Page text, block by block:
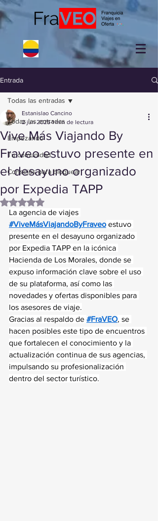
Entrada
Todas las entradas
Empezando
Tu comunidad
Consejos para bloguear
Todas las entradas
Vive Más Viajando By
Fraveo estuvo presente en
el desayuno organizado
por Expedia TAPP
Estanislao Cancino
2 jun 2025 1 min de lectura
Obtuvo NaN de 5 estrellas.
La agencia de viajes
#ViveMásViajandoByFraveo estuvo
presente en el desayuno organizado
por Expedia TAPP en la icónica
Hacienda de Los Morales, donde se
expuso información clave sobre el uso
de su plataforma, así como las
novedades y ofertas disponibles para
los asesores de viaje.
Gracias al respaldo de #FraVEO, se
hacen posibles este tipo de encuentros
que fortalecen el conocimiento y la
actualización continua de sus agencias,
impulsando su profesionalización
dentro del sector turístico.